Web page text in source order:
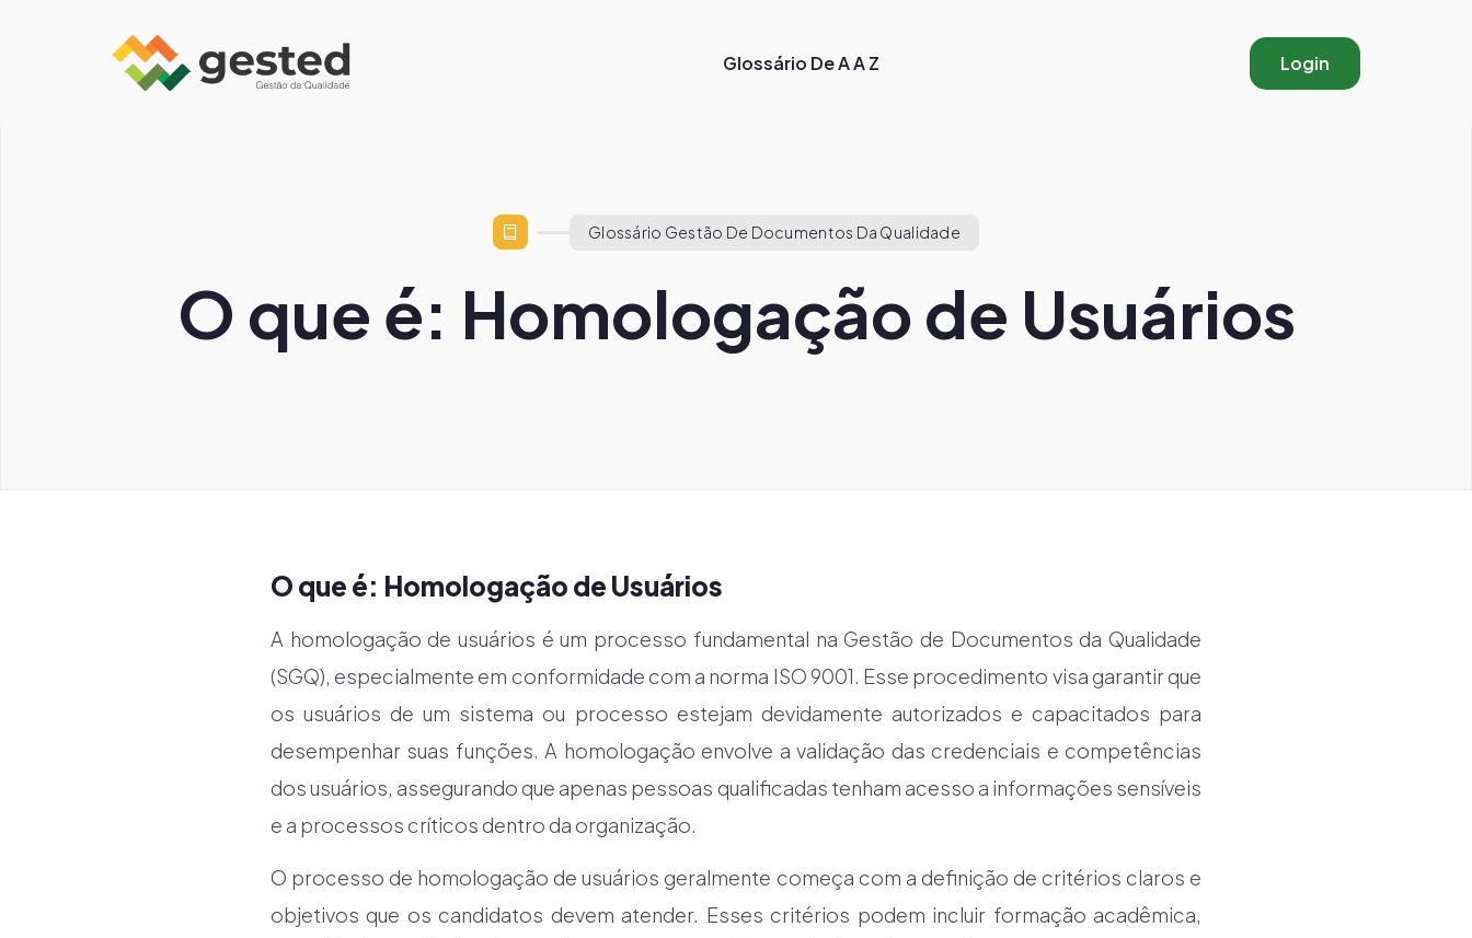
Glossário De A A Z Login
Glossário Gestão De Documentos Da Qualidade
O que é: Homologação de Usuários
O que é: Homologação de Usuários
A homologação de usuários é um processo fundamental na Gestão de Documentos da Qualidade
(SGQ), especialmente em conformidade com a norma ISO 9001. Esse procedimento visa garantir que
os usuários de um sistema ou processo estejam devidamente autorizados e capacitados para
desempenhar suas funções. A homologação envolve a validação das credenciais e competências
dos usuários, assegurando que apenas pessoas qualificadas tenham acesso a informações sensíveis
e a processos críticos dentro da organização.
O processo de homologação de usuários geralmente começa com a definição de critérios claros e
objetivos que os candidatos devem atender. Esses critérios podem incluir formação acadêmica,